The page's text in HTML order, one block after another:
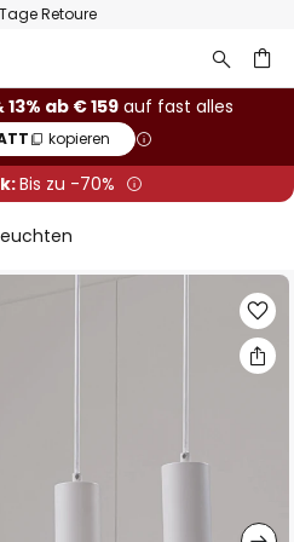
Retoure
13% ab € 159auf fast alles
kopieren
Bis zu -70%